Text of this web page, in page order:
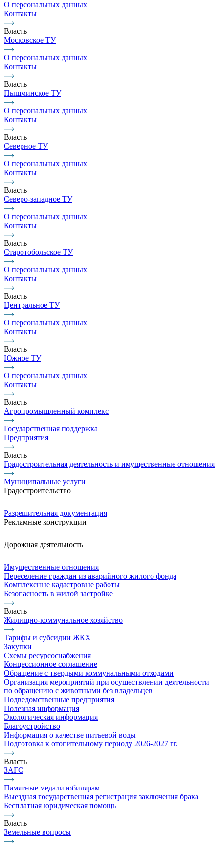
О персональных данных
Контакты
Власть
Московское ТУ
О персональных данных
Контакты
Власть
Пышминское ТУ
О персональных данных
Контакты
Власть
Северное ТУ
О персональных данных
Контакты
Власть
Северо-западное ТУ
О персональных данных
Контакты
Власть
Старотобольское ТУ
О персональных данных
Контакты
Власть
Центральное ТУ
О персональных данных
Контакты
Власть
Южное ТУ
О персональных данных
Контакты
Власть
Агропромышленный комплекс
Государственная поддержка
Предприятия
Власть
Градостроительная деятельность и имущественные отношения
Муниципальные услуги
Градостроительство
Разрешительная документация
Рекламные конструкции
Дорожная деятельность
Имущественные отношения
Переселение граждан из аварийного жилого фонда
Комплексные кадастровые работы
Безопасность в жилой застройке
Власть
Жилищно-коммунальное хозяйство
Тарифы и субсидии ЖКХ
Закупки
Схемы ресурсоснабжения
Концессионное соглашение
Обращение с твердыми коммунальными отходами
Организация мероприятий при осуществлении деятельности
по обращению с животными без владельцев
Подведомственные предприятия
Полезная информация
Экологическая информация
Благоустройство
Информация о качестве питьевой воды
Подготовка к отопительному периоду 2026-2027 гг.
Власть
ЗАГС
Памятные медали юбилярам
Выездная государственная регистрация заключения брака
Бесплатная юридическая помощь
Власть
Земельные вопросы